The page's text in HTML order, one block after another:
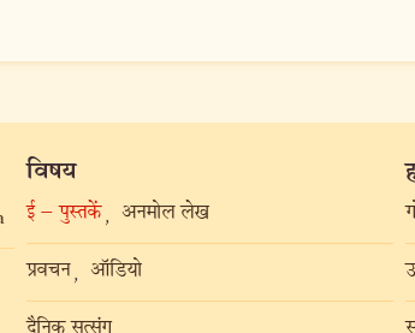
विषय
ई – पुस्तकें , अनमोल लेख
प्रवचन , ऑडियो
दैनिक सत्संग